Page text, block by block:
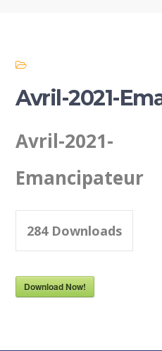
Avril-2021-
Avril-2021-
Emancipateur
284Downloads
Download Now!